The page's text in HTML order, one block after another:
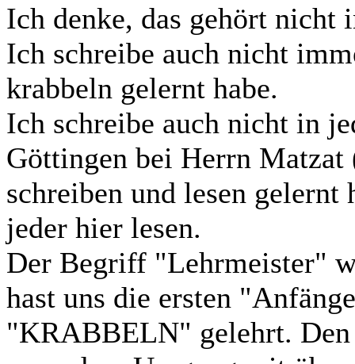
Ich denke, das gehört nicht
Ich schreibe auch nicht
krabbeln gelernt habe.
Ich schreibe auch nicht in
Göttingen bei Herrn
schreiben und lesen gelernt
jeder hier lesen.
Der Begriff "Lehrmeister"
hast uns die ersten
"KRABBELN" gelehrt.